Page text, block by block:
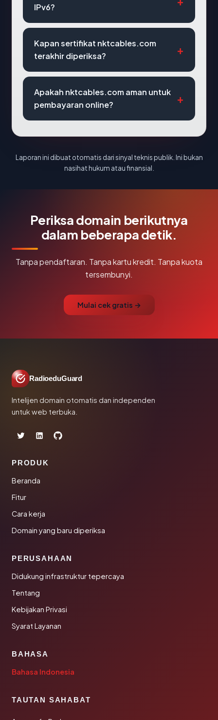
IPv6?
Kapan sertifikat nktcables.com
terakhir diperiksa?
Apakah nktcables.com aman untuk
pembayaran online?
Laporan ini dibuat otomatis dari sinyal teknis publik. Ini bukan
nasihat hukum atau finansial.
Periksa domain berikutnya
dalam beberapa detik.
Tanpa pendaftaran. Tanpa kartu kredit. Tanpa kuota
tersembunyi.
Mulai cek gratis →
RadioeduGuard
Intelijen domain otomatis dan independen
untuk web terbuka.
PRODUK
Beranda
Fitur
Cara kerja
Domain yang baru diperiksa
PERUSAHAAN
Didukung infrastruktur tepercaya
Tentang
Kebijakan Privasi
Syarat Layanan
BAHASA
Bahasa Indonesia
TAUTAN SAHABAT